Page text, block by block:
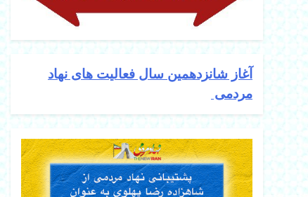
آغاز شانزدهمین سال فعالیت های نهاد
مردمی